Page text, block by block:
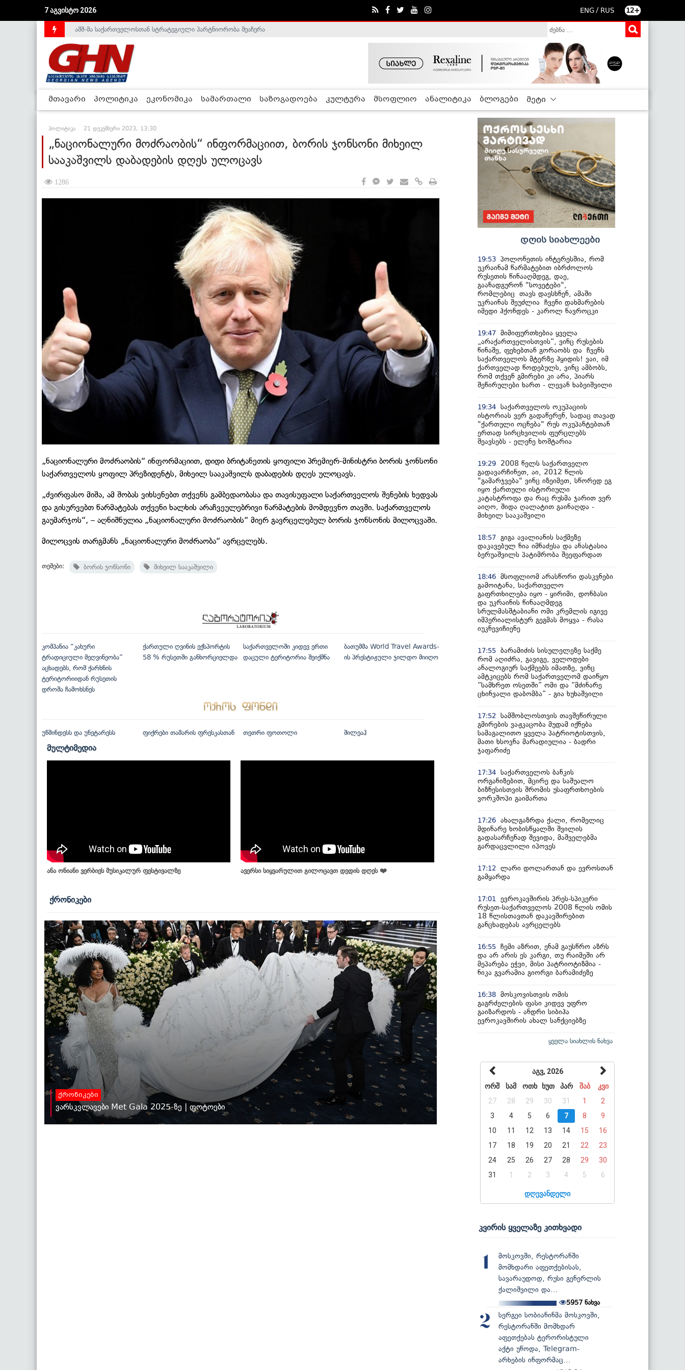
7 აგვისტო 2026 ENG / RUS 12+
საქართველოს დე-ფაქტო მთავრობა არალეგიტიმურია - ჰელსინკის კომისია
აშშ-მა საქართველოსთან სტრატეგიული პარტნიორობა შეაჩერა
მთავარი პოლიტიკა ეკონომიკა სამართალი საზოგადოება კულტურა მსოფლიო ანალიტიკა ბლოგები მეტი
პოლიტიკა 21 დეკემბერი 2023, 13:30
„ნაციონალური მოძრაობის“ ინფორმაციით, ბორის ჯონსონი მიხეილ
სააკაშვილს დაბადების დღეს ულოცავს
1286
„ნაციონალური მოძრაობის“ ინფორმაციით, დიდი ბრიტანეთის ყოფილი პრემიერ-მინისტრი ბორის ჯონსონი
საქართველოს ყოფილ პრეზიდენტს, მიხეილ სააკაშვილს დაბადების დღეს ულოცავს.
„ძვირფასო მიშა, ამ შობას ვიხსენებთ თქვენს გამბედაობასა და თავისუფალი საქართველოს შენების ხედვას
და გისურვებთ წარმატებას თქვენი ხალხის არაჩვეულებრივი წარმატების მომდევნო თავში. საქართველოს
გაუმარჯოს“, – აღნიშნულია „ნაციონალური მოძრაობის“ მიერ გავრცელებულ ბორის ჯონსონის მილოცვაში.
მილოცვის თარგმანს „ნაციონალური მოძრაობა“ ავრცელებს.
თემები: ბორის ჯონსონი მიხეილ სააკაშვილი
კომპანია “კახური
ტრადიციული მეღვინეობა”
აცხადებს, რომ ქარხნის
ტერიტორიიდან რუსეთის
დროშა ჩამოხსნეს
ქართული ღვინის ექსპორტის
58 % რუსეთში განხორციელდა
საქართველოში კიდევ ერთი
დაცული ტერიტორია შეიქმნა
ბათუმმა World Travel Awards-
ის პრესტიჟული ჯილდო მიიღო
უწმინდესს და უნეტარესს ფიქრები თამარის ფრესკასთან თეთრი ფოთოლი შილეაჰ
მულტიმედია
ანა ონიანი ვერბიეს მუსიკალურ ფესტივალზე ავერსი სიყვარულით გილოცავთ დედის დღეს ❤️
ქრონიკები
ქრონიკები
ვარსკვლავები Met Gala 2025-ზე | ფოტოები
დღის სიახლეები
19:53 პოლონეთის ინტერესშია, რომ
უკრაინამ წარმატებით იბრძოლოს
რუსეთის წინააღმდეგ, დაე,
გაანადგურონ "სოვეტები",
რომლებიც თავს დაესხნენ, ამაში
უკრაინას შეუძლია ჩვენი დახმარების
იმედი ჰქონდეს - კაროლ ნავროცკი
19:47 მიმიფურთხებია ყველა
„არაქართველისთვის“, ვინც რუსების
წინაშე, ფეხებთან გორაობს და ჩვენს
საქართველოს მტერზე ჰყიდის! ვაი, იმ
ქართველად წოდებულს, ვინც ამბობს,
რომ თქვენ გმირები კი არა, პიარს
შეწირულები ხართ - ლევან ხაბეიშვილი
19:34 საქართველოს ოკუპაციის
ისტორიას ვერ გადაწერენ, სადაც თავად
"ქართული ოცნება" რუს ოკუპანტებთან
ერთად სირცხვილის ფურცლებს
შეავსებს - ელენე ხოშტარია
19:29
2008 წელს საქართველო
გადავარჩინეთ, აი, 2012 წლის
"გამარჯვება" ვინც იზეიმეთ, სწორედ ეგ
იყო ქართული ისტორიული
კატასტროფა და რაც რუსმა ჯარით ვერ
აიღო, შიდა ღალატით გაინაღდა -
მიხეილ სააკაშვილი
18:57 გიგა ავალიანის საქმეზე
დაკავებულ ნია იმნაძესა და ანასტასია
ბერუაშვილს პატიმრობა შეეფარდათ
18:46 მსოფლიომ არასწორი დასკვნები
გამოიტანა, საქართველო
გაფრთხილება იყო - ყირიმი, დონბასი
და უკრაინის წინააღმდეგ
სრულმასშტაბიანი ომი კრემლის იგივე
იმპერიალისტურ გეგმას მოყვა - რასა
იუკნევიჩიენე
17:55 ბარამიძის სისულელეზე საქმე
რომ აღიძრა, გავიგე, ველოდები
ანალოგიურ საქმეებს იმათზე, ვინც
ამტკიცებს რომ საქართველომ დაიწყო
“სამხრეთ ოსეთში” ომი და “მძინარე
ცხინვალი დაბომბა” - გია ხუხაშვილი
17:52
სამშობლოსთვის თავშეწირული
გმირების ვაჟკაცობა მუდამ იქნება
სამაგალითო ყველა პატრიოტისთვის,
მათი ხსოვნა მარადიულია - ბადრი
ჯაფარიძე
17:34 საქართველოს ბანკის
ორგანიზებით, მცირე და საშუალო
ბიზნესისთვის შრომის უსაფრთხოების
ვორკშოპი გაიმართა
17:26 ახალგაზრდა ქალი, რომელიც
მდინარე ხობისწყალში შვილის
გადასარჩენად შევიდა, მაშველებმა
გარდაცვლილი იპოვეს
17:12
ლარი დოლართან და ევროსთან
გამყარდა
17:01
ევროკავშირის პრეს-სპიკერი
რუსეთ-საქართველოს 2008 წლის ომის
18 წლისთავთან დაკავშირებით
განცხადებას ავრცელებს
16:55 ჩემი აზრით, ენამ გაუსწრო აზრს
და არ არის ეს კარგი, თუ რაიმეში არ
მეპარება ეჭვი, მისი პატრიოტიზმია -
ნიკა გვარამია გიორგი ბარამიძეზე
16:38 მოსკოვისთვის ომის
გაგრძელების ფასი კიდევ უფრო
გაიზარდოს - ანდრი სიბიჰა
ევროკავშირის ახალ სანქციებზე
ყველა სიახლის ნახვა
აგვ, 2026
ორშ
სამ ოთხ ხუთ პარ შაბ
კვი
27
28 29 30 31 1
2
3
4 5 6 7 8
9
10
11 12 13 14 15
16
17
18 19 20 21 22
23
24
25 26 27 28 29
30
31
1 2 3 4 5 6
დღევანდელი
კვირის ყველაზე კითხვადი
1
მოსკოვში, რესტორანში
მომხდარი აფეთქებისას,
სავარაუდოდ, რუსი გენერლის
ქალიშვილი და...
5957 ნახვა
2
სერგეი სობიანინმა მოსკოვში,
რესტორანში მომხდარ
აფეთქებას ტერორისტული
აქტი უწოდა, Telegram-
არხების ინფორმაც...